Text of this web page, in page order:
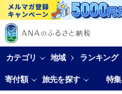
カテゴリ 地域 ランキング
寄付額 旅先を探す 特集